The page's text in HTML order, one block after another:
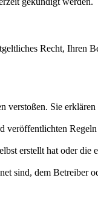
Recht, Ihren
Sie
veröffentlichten
erstellt hat oder die
sind, dem Betreiber